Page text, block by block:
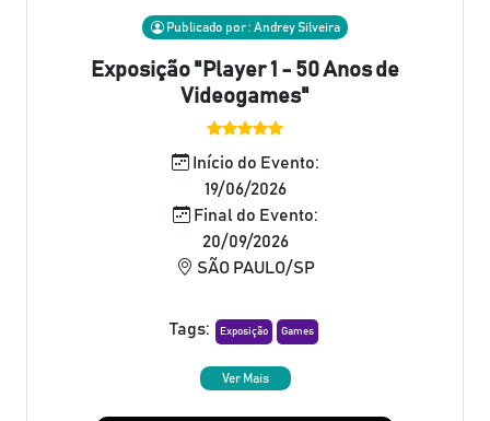
Publicado por : Andrey Silveira
Exposição "Player 1 - 50 Anos de
Videogames"
Início do Evento:
19/06/2026
Final do Evento:
20/09/2026
SÃO PAULO/SP
Tags: Exposição Games
Ver Mais